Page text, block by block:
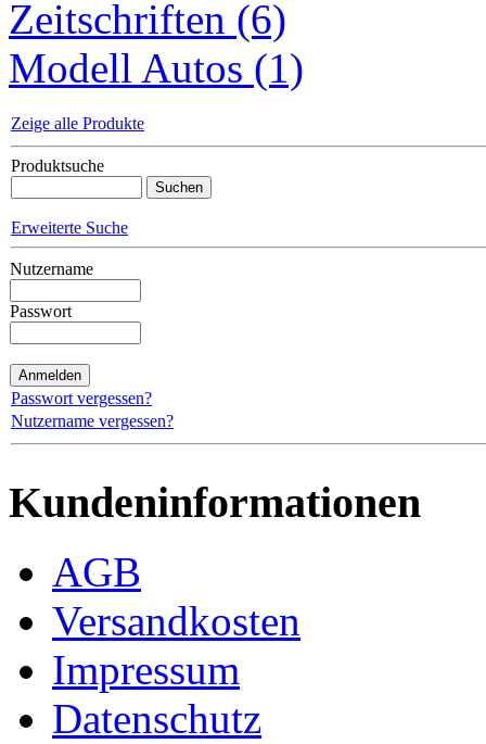
Zeitschriften (6)
Modell Autos (1)
Zeige alle Produkte
Produktsuche
Erweiterte Suche
Nutzername
Passwort
Passwort vergessen?
Nutzername vergessen?
Kundeninformationen
AGB
Versandkosten
Impressum
Datenschutz